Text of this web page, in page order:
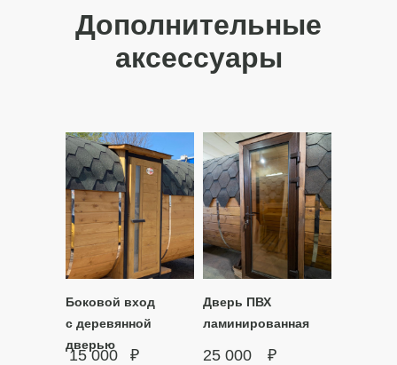
Дополнительные
аксессуары
Боковой вход
с деревянной
дверью
Дверь ПВХ
ламинированная
15 000 ₽ 25 000 ₽